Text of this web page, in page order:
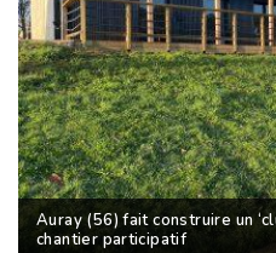
Auray (56) fait construire un
chantier participatif